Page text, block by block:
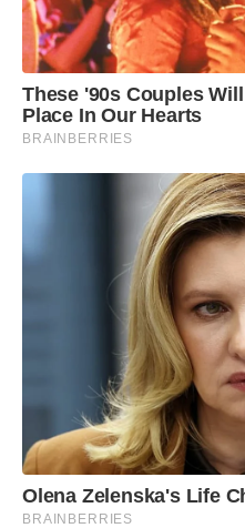
These '90s Couples
Place In Our Hearts
BRAINBERRIES
Olena Zelenska's Life
BRAINBERRIES